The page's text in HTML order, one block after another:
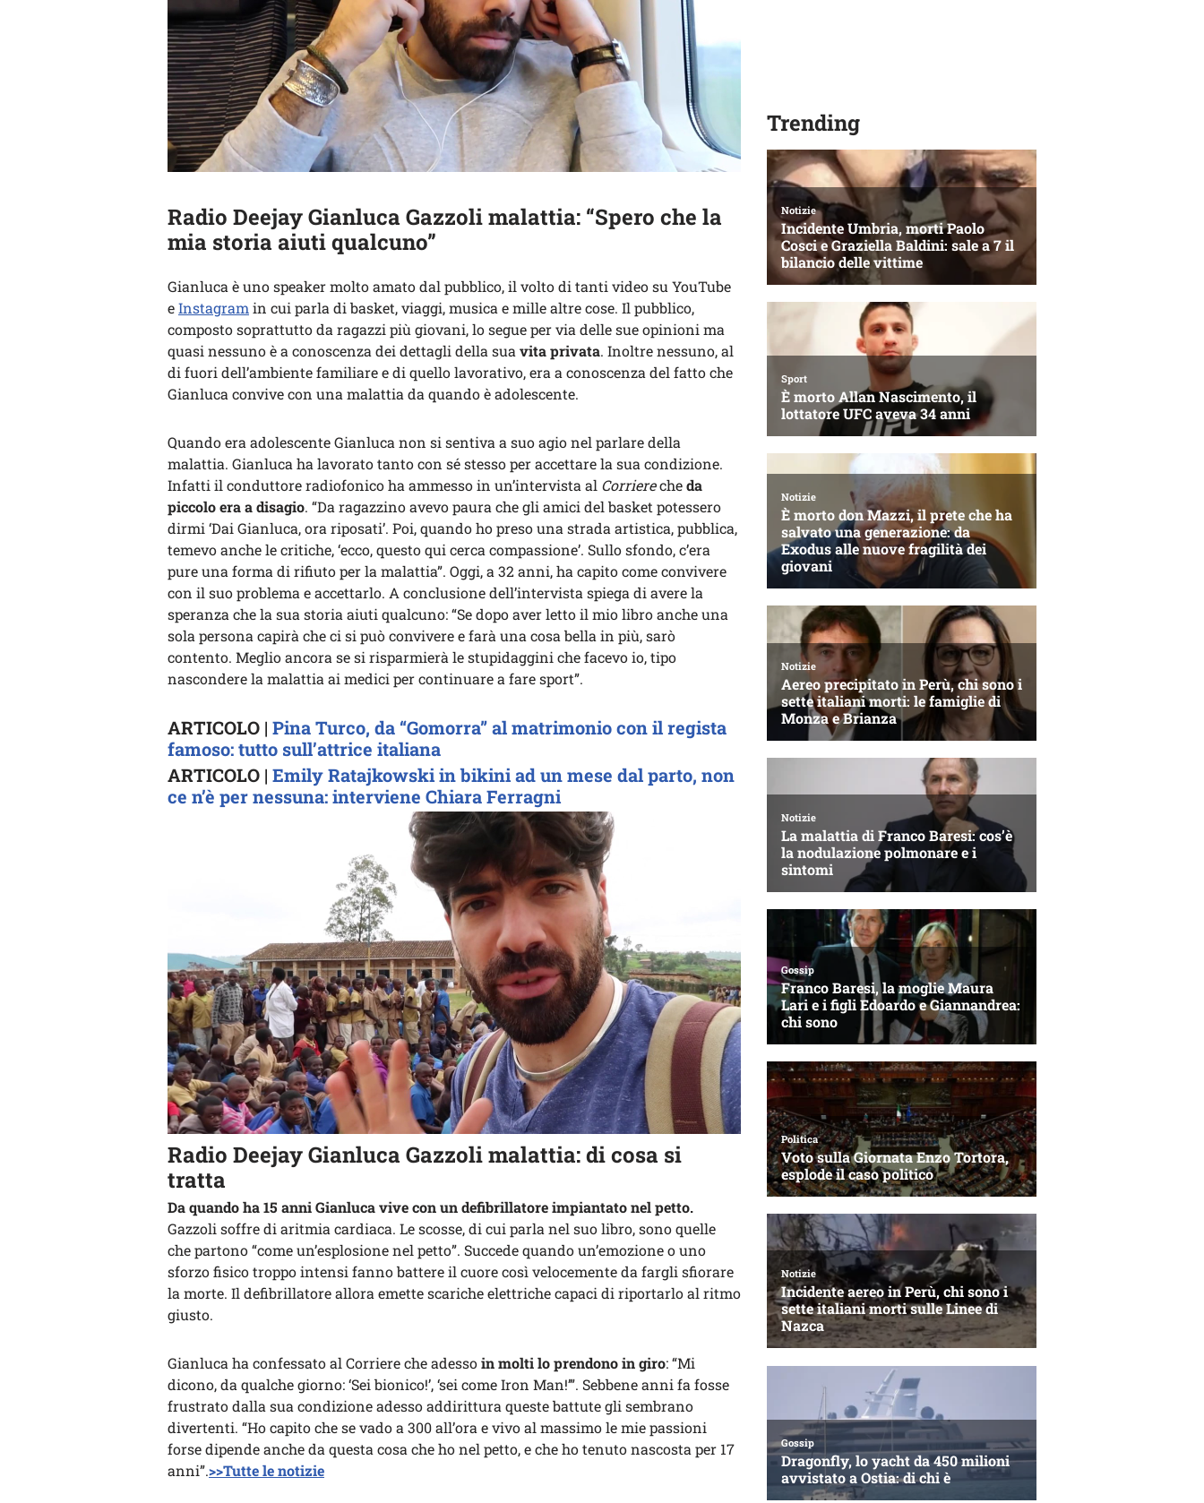
Radio Deejay Gianluca Gazzoli malattia: “Spero che la
mia storia aiuti qualcuno”
Gianluca è uno speaker molto amato dal pubblico, il volto di tanti video su YouTube
eInstagram in cui parla di basket, viaggi, musica e mille altre cose. Il pubblico,
composto soprattutto da ragazzi più giovani, lo segue per via delle sue opinioni ma
quasi nessuno è a conoscenza dei dettagli della sua vita privata. Inoltre nessuno, al
di fuori dell’ambiente familiare e di quello lavorativo, era a conoscenza del fatto che
Gianluca convive con una malattia da quando è adolescente.
Quando era adolescente Gianluca non si sentiva a suo agio nel parlare della
malattia. Gianluca ha lavorato tanto con sé stesso per accettare la sua condizione.
Infatti il conduttore radiofonico ha ammesso in un’intervista al Corrierecheda
piccolo era a disagio. “Da ragazzino avevo paura che gli amici del basket potessero
dirmi ‘Dai Gianluca, ora riposati’. Poi, quando ho preso una strada artistica, pubblica,
temevo anche le critiche, ‘ecco, questo qui cerca compassione’. Sullo sfondo, c’era
pure una forma di rifiuto per la malattia”. Oggi, a 32 anni, ha capito come convivere
con il suo problema e accettarlo. A conclusione dell’intervista spiega di avere la
speranza che la sua storia aiuti qualcuno: “Se dopo aver letto il mio libro anche una
sola persona capirà che ci si può convivere e farà una cosa bella in più, sarò
contento. Meglio ancora se si risparmierà le stupidaggini che facevo io, tipo
nascondere la malattia ai medici per continuare a fare sport”.
ARTICOLO | Pina Turco, da “Gomorra” al matrimonio con il regista
famoso: tutto sull’attrice italiana
ARTICOLO | Emily Ratajkowski in bikini ad un mese dal parto, non
ce n’è per nessuna: interviene Chiara Ferragni
Radio Deejay Gianluca Gazzoli malattia: di cosa si
tratta
Da quando ha 15 anni Gianluca vive con un defibrillatore impiantato nel petto.
Gazzoli soffre di aritmia cardiaca. Le scosse, di cui parla nel suo libro, sono quelle
che partono “come un’esplosione nel petto”. Succede quando un’emozione o uno
sforzo fisico troppo intensi fanno battere il cuore così velocemente da fargli sfiorare
la morte. Il defibrillatore allora emette scariche elettriche capaci di riportarlo al ritmo
giusto.
Gianluca ha confessato al Corriere che adessoin molti lo prendono in giro: “Mi
dicono, da qualche giorno: ‘Sei bionico!’, ‘sei come Iron Man!’”. Sebbene anni fa fosse
frustrato dalla sua condizione adesso addirittura queste battute gli sembrano
divertenti. “Ho capito che se vado a 300 all’ora e vivo al massimo le mie passioni
forse dipende anche da questa cosa che ho nel petto, e che ho tenuto nascosta per 17
anni”.>>Tutte le notizie
Trending